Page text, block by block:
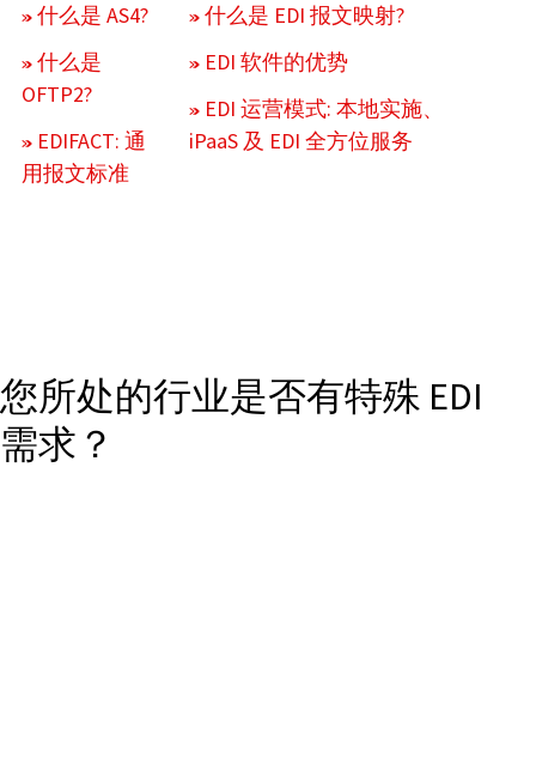
什么是 AS4?
什么是
OFTP2?
EDIFACT: 通
用报文标准
什么是 EDI 报文映射?
EDI 软件的优势
EDI 运营模式: 本地实施、
iPaaS 及 EDI 全方位服务
您所处的行业是否有特殊 EDI
需求？